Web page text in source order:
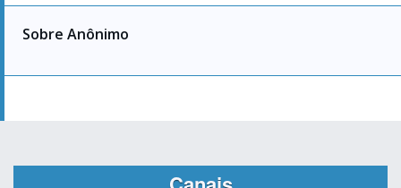
Sobre Anônimo